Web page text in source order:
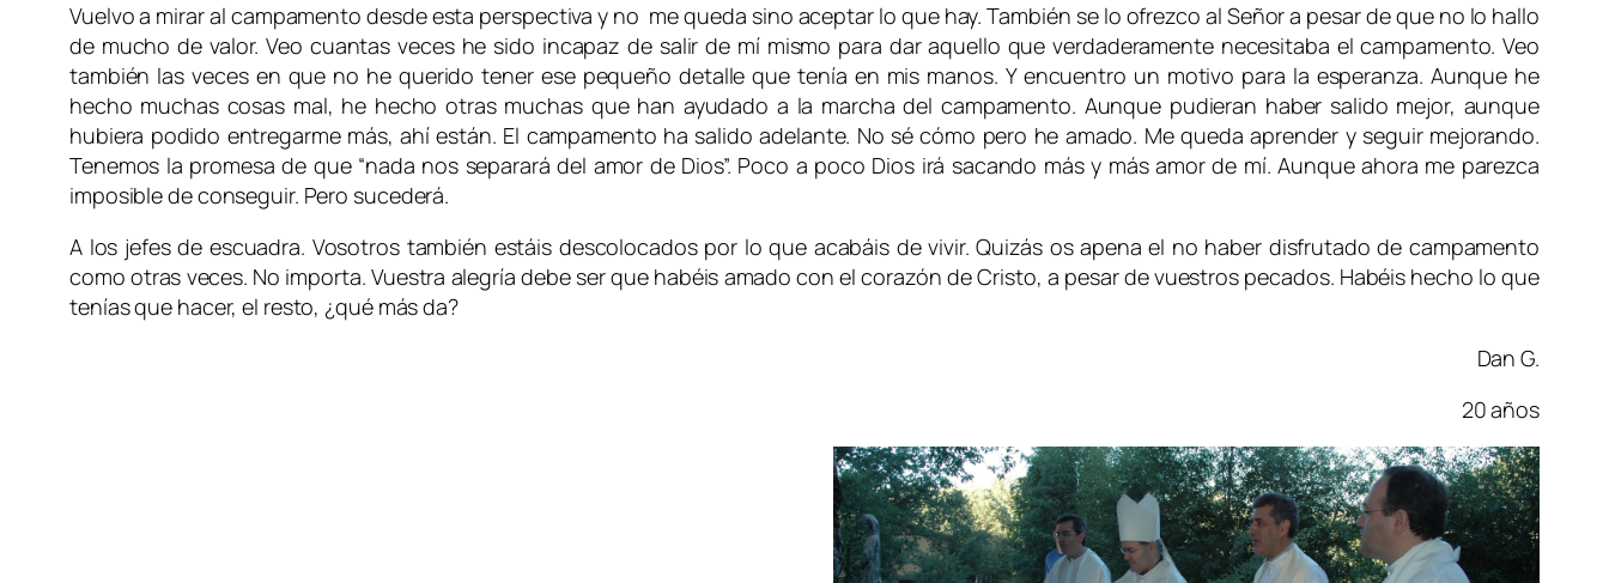
Vuelvo a mirar al campamento desde esta perspectiva y no me queda sino aceptar lo que hay. También se lo ofrezco al Señor a pesar de que no lo hallo
de mucho de valor. Veo cuantas veces he sido incapaz de salir de mí mismo para dar aquello que verdaderamente necesitaba el campamento. Veo
también las veces en que no he querido tener ese pequeño detalle que tenía en mis manos. Y encuentro un motivo para la esperanza. Aunque he
hecho muchas cosas mal, he hecho otras muchas que han ayudado a la marcha del campamento. Aunque pudieran haber salido mejor, aunque
hubiera podido entregarme más, ahí están. El campamento ha salido adelante. No sé cómo pero he amado. Me queda aprender y seguir mejorando.
Tenemos la promesa de que “nada nos separará del amor de Dios”. Poco a poco Dios irá sacando más y más amor de mí. Aunque ahora me parezca
imposible de conseguir. Pero sucederá.
A los jefes de escuadra. Vosotros también estáis descolocados por lo que acabáis de vivir. Quizás os apena el no haber disfrutado de campamento
como otras veces. No importa. Vuestra alegría debe ser que habéis amado con el corazón de Cristo, a pesar de vuestros pecados. Habéis hecho lo que
tenías que hacer, el resto, ¿qué más da?
Dan G.
20 años